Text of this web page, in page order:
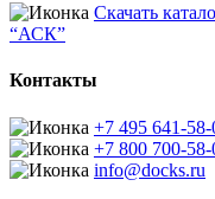
Скачать
“АСК”
Контакты
+7 495 641-58-
+7 800 700-58-
info@docks.ru